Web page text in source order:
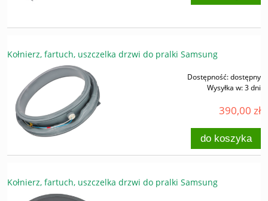
Kołnierz, fartuch, uszczelka drzwi do pralki Samsung
Dostępność:dostępny
Wysyłka w:3 dni
390,00 zł
do koszyka
Kołnierz, fartuch, uszczelka drzwi do pralki Samsung